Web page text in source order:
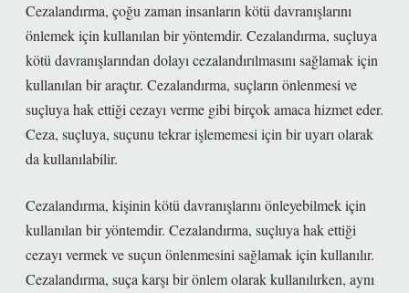
Cezalandırma, çoğu zaman insanların kötü davranışlarını
önlemek için kullanılan bir yöntemdir. Cezalandırma, suçluya
kötü davranışlarından dolayı cezalandırılmasını sağlamak için
kullanılan bir araçtır. Cezalandırma, suçların önlenmesi ve
suçluya hak ettiği cezayı verme gibi birçok amaca hizmet eder.
Ceza, suçluya, suçunu tekrar işlememesi için bir uyarı olarak
da kullanılabilir.
Cezalandırma, kişinin kötü davranışlarını önleyebilmek için
kullanılan bir yöntemdir. Cezalandırma, suçluya hak ettiği
cezayı vermek ve suçun önlenmesini sağlamak için kullanılır.
Cezalandırma, suça karşı bir önlem olarak kullanılırken, aynı